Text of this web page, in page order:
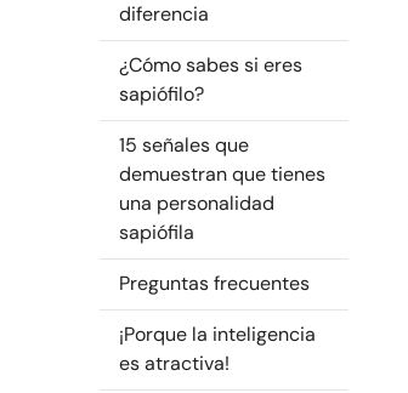
diferencia
¿Cómo sabes si eres
sapiófilo?
15 señales que
demuestran que tienes
una personalidad
sapiófila
Preguntas frecuentes
¡Porque la inteligencia
es atractiva!